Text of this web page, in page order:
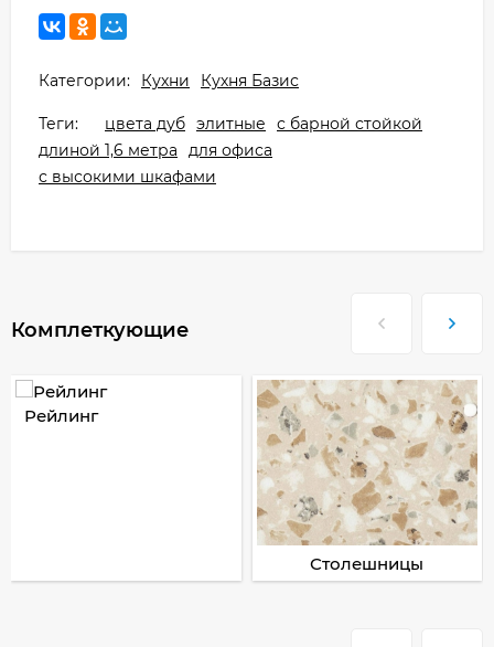
Категории: Кухни Кухня Базис
Теги: цвета дуб элитные
с барной стойкой
длиной 1,6 метра
для офиса
с высокими шкафами
Комплеткующие
Рейлинг
Столешницы